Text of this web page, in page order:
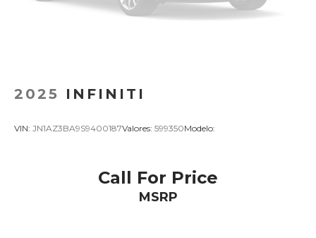
2025 INFINITI
VIN: JN1AZ3BA9S9400187Valores: 599350Modelo:
Call For Price
MSRP